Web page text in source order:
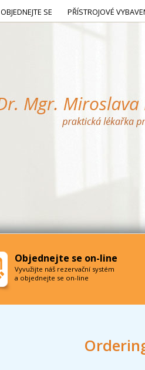
OBJEDNEJTE SE PŘÍSTROJOVÉ
Objednejte se on-line
Vyvužijte náš rezervační systém
a objednejte se on-line